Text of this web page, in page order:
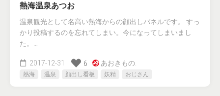
熱海温泉あつお
温泉観光として名高い熱海からの顔出しパネルです。 すっ
かり投稿するのを忘れてしまい。今になってしまいまし
た。…
2017-12-31 6 あおきもの.
熱海 温泉 顔出し看板 妖精 おじさん